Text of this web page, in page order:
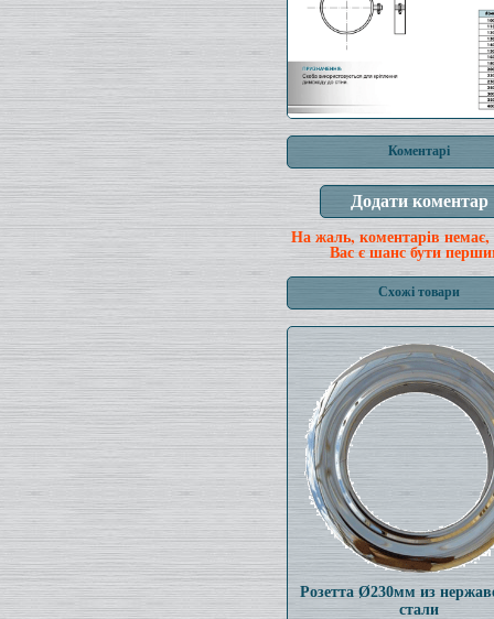
Коментарі
На жаль, коментарів немає,
Вас є шанс бути
Схожі товари
Розетта Ø230мм из
стали